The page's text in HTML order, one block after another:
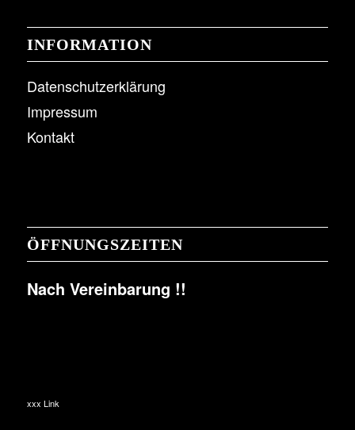
INFORMATION
Datenschutzerklärung
Impressum
Kontakt
ÖFFNUNGSZEITEN
Nach Vereinbarung !!
xxx Link